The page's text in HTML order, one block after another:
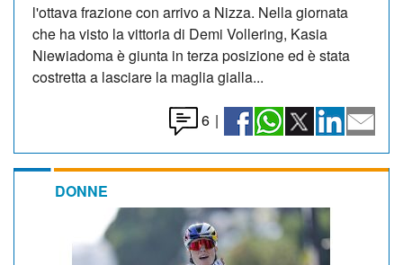
l'ottava frazione con arrivo a Nizza. Nella giornata
che ha visto la vittoria di Demi Vollering, Kasia
Niewiadoma è giunta in terza posizione ed è stata
costretta a lasciare la maglia gialla...
6 |
DONNE